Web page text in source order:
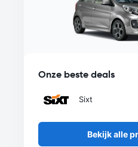
Onze beste deals
Sixt
Bekijk alle